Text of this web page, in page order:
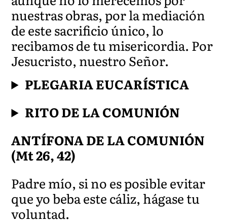
nuestras obras, por la mediación
de este sacrificio único, lo
recibamos de tu misericordia. Por
Jesucristo, nuestro Señor.
PLEGARIA EUCARÍSTICA
RITO DE LA COMUNIÓN
ANTÍFONA DE LA COMUNIÓN
(Mt 26, 42)
Padre mío, si no es posible evitar
que yo beba este cáliz, hágase tu
voluntad.